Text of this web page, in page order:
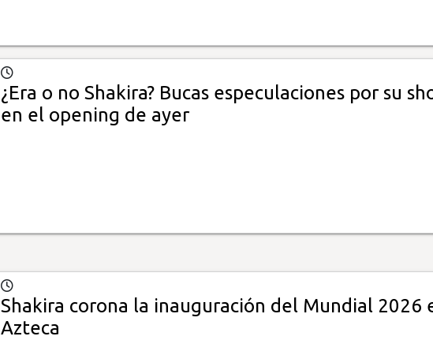
¿Era o no Shakira? Bucas especulaciones por su
en el opening de ayer
Shakira corona la inauguración del Mundial 2026
Azteca